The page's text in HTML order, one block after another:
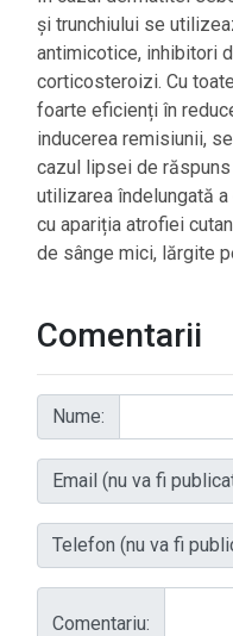
și trunchiului se
antimicotice, inhibitori
corticosteroizi. Cu
foarte eficienți în
inducerea remisiunii,
cazul lipsei de
utilizarea îndelungată
cu apariția atrofiei
de sânge mici, lărgite
Comentarii
Nume:
Email (nu va fi
Telefon (nu va fi
Comentariu: